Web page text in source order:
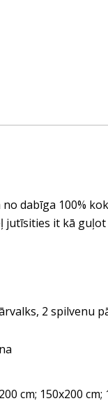
dabīga 100%
jutīsities it kā
2 spilvenu
cm; 150x200